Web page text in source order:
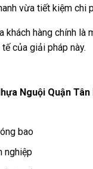
vừa tiết kiệm chi
khách hàng chính là
của giải pháp này.
Nguội Quận Tân
bao
nghiệp